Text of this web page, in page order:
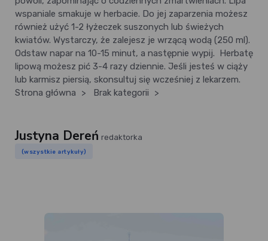
wspaniale smakuje w herbacie. Do jej zaparzenia możesz
również użyć 1-2 łyżeczek suszonych lub świeżych
kwiatów. Wystarczy, że zalejesz je wrzącą wodą (250 ml).
Odstaw napar na 10-15 minut, a następnie wypij. Herbatę
lipową możesz pić 3-4 razy dziennie. Jeśli jesteś w ciąży
lub karmisz piersią, skonsultuj się wcześniej z lekarzem.
Strona główna
> Brak kategorii >
Justyna Dereń redaktorka
(wszystkie artykuły)